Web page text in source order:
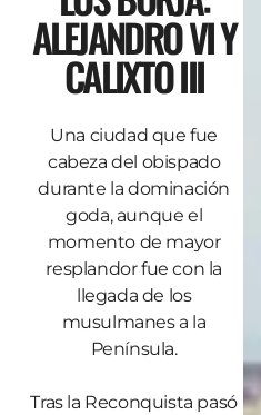
ALEJANDRO VI Y
CALIXTO III
Una ciudad que fue
cabeza del obispado
durante la dominación
goda, aunque el
momento de mayor
resplandor fue con la
llegada de los
musulmanes a la
Península.
Tras la Reconquista pasó